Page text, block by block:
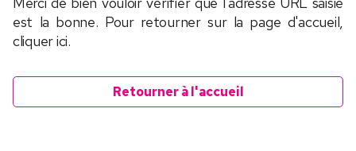
est la bonne. Pour retourner sur la page d'accueil,
cliquer ici.
Retourner à l'accueil